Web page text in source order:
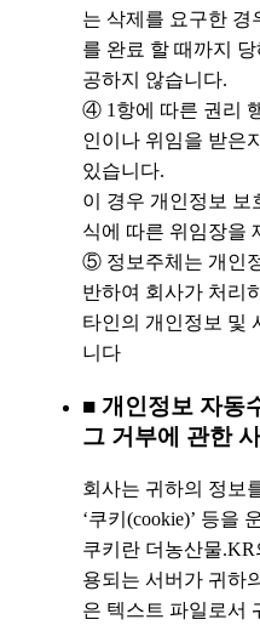
는 삭제를 요구한 경
를 완료 할 때까지
공하지 않습니다.
④ 1항에 따른 권리
인이나 위임을 받은
있습니다.
이 경우 개인정보 보
식에 따른 위임장을
⑤ 정보주체는 개인
반하여 회사가 처리
타인의 개인정보 및
니다
■ 개인정보 자동
그 거부에 관한
회사는 귀하의 정보
‘쿠키(cookie)’ 등을
쿠키란 더농산물.KR
용되는 서버가 귀하
은 텍스트 파일로서